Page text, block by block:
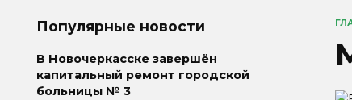
Популярные новости
В Новочеркасске завершён
капитальный ремонт городской
больницы № 3